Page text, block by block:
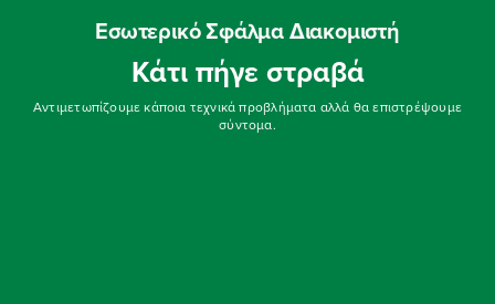
Εσωτερικό Σφάλμα Διακομιστή
Κάτι πήγε στραβά
Αντιμετωπίζουμε κάποια τεχνικά προβλήματα αλλά θα επιστρέψουμε
σύντομα.